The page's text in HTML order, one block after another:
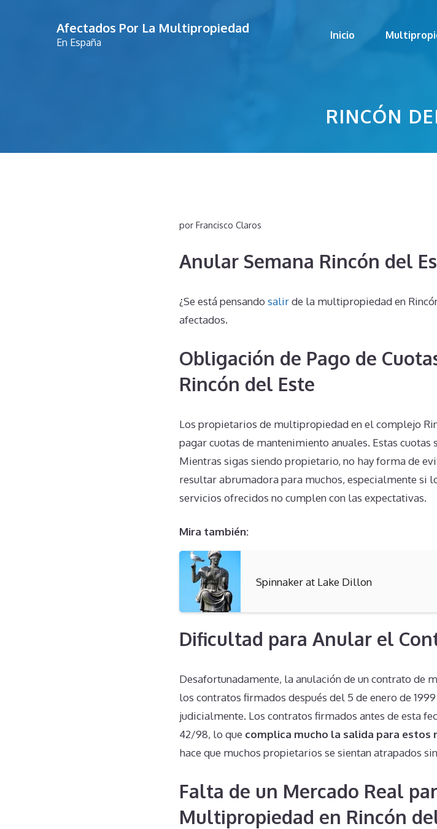
Afectados Por La Multipropiedad
En España
Inicio
RINCÓN
por Francisco Claros
Anular Semana Rincón del
¿Se está pensando salirde la multipropiedad en
afectados.
Obligación de Pago de
Rincón del Este
Los propietarios de multipropiedad en el complejo
pagar cuotas de mantenimiento anuales. Estas cuotas
Mientras sigas siendo propietario, no hay forma de
resultar abrumadora para muchos, especialmente si
servicios ofrecidos no cumplen con las expectativas.
Mira también:
Spinnaker at Lake Dillon
Dificultad para Anular el
Desafortunadamente, la anulación de un contrato de
los contratos firmados después del 5 de enero de
judicialmente. Los contratos firmados antes de esta
42/98, lo que complica mucho la salida para
hace que muchos propietarios se sientan atrapados
Falta de un Mercado Real
Multipropiedad en Rincón